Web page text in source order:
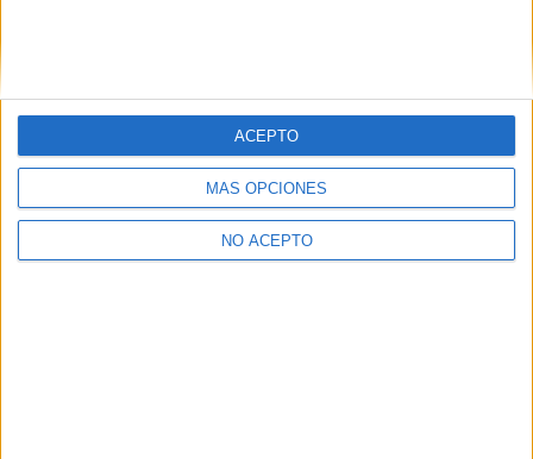
MÁS OPCIONES
NO ACEPTO
ACEPTO